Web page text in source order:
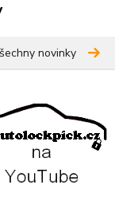
novinky